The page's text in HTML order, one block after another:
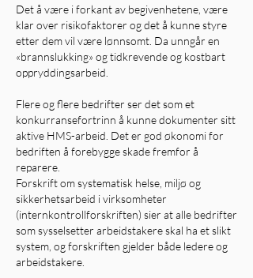
Det å være i forkant av begivenhetene, være
klar over risikofaktorer og det å kunne styre
etter dem vil være lønnsomt. Da unngår en
«brannslukking» og tidkrevende og kostbart
oppryddingsarbeid.
Flere og flere bedrifter ser det som et
konkurransefortrinn å kunne dokumenter sitt
aktive HMS-arbeid. Det er god økonomi for
bedriften å forebygge skade fremfor å
reparere.
Forskrift om systematisk helse, miljø og
sikkerhetsarbeid i virksomheter
(internkontrollforskriften) sier at alle bedrifter
som sysselsetter arbeidstakere skal ha et slikt
system, og forskriften gjelder både ledere og
arbeidstakere.